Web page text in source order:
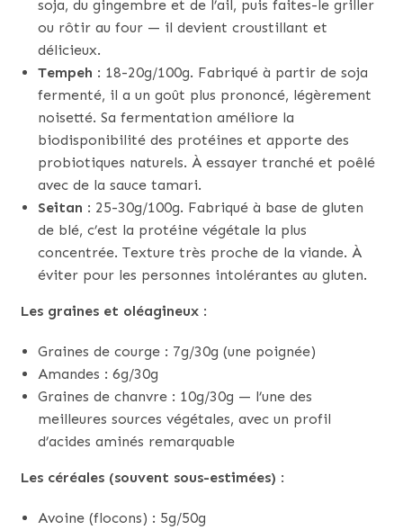
soja, du gingembre et de l’ail, puis faites-le griller
ou rôtir au four — il devient croustillant et
délicieux.
Tempeh : 18-20g/100g. Fabriqué à partir de soja
fermenté, il a un goût plus prononcé, légèrement
noisetté. Sa fermentation améliore la
biodisponibilité des protéines et apporte des
probiotiques naturels. À essayer tranché et poêlé
avec de la sauce tamari.
Seitan : 25-30g/100g. Fabriqué à base de gluten
de blé, c’est la protéine végétale la plus
concentrée. Texture très proche de la viande. À
éviter pour les personnes intolérantes au gluten.
Les graines et oléagineux :
Graines de courge : 7g/30g (une poignée)
Amandes : 6g/30g
Graines de chanvre : 10g/30g — l’une des
meilleures sources végétales, avec un profil
d’acides aminés remarquable
Les céréales (souvent sous-estimées) :
Avoine (flocons) : 5g/50g